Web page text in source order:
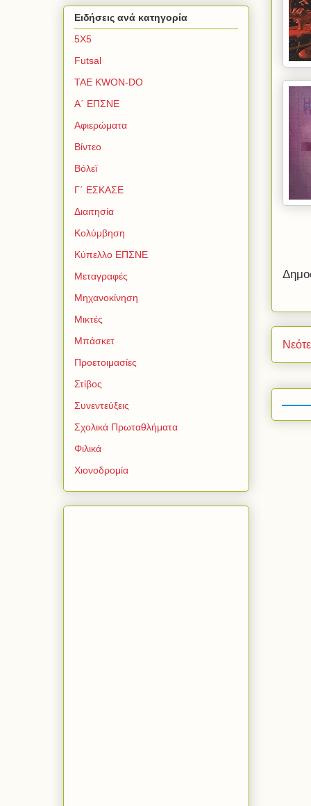
Ειδήσεις ανά κατηγορία
5Χ5
Futsal
TAE KWON-DO
Α΄ ΕΠΣΝΕ
Αφιερώματα
Βίντεο
Βόλεϊ
Γ΄ ΕΣΚΑΣΕ
Διαιτησία
Κολύμβηση
Κύπελλο ΕΠΣΝΕ
Μεταγραφές
Μηχανοκίνηση
Μικτές
Μπάσκετ
Προετοιμασίες
Στίβος
Συνεντεύξεις
Σχολικά Πρωταθλήματα
Φιλικά
Χιονοδρομία